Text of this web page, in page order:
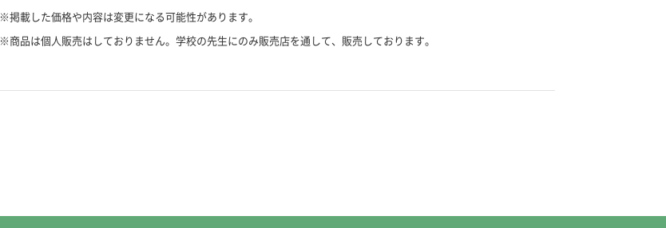
※掲載した価格や内容は変更になる可能性があります。
※商品は個人販売はしておりません。学校の先生にのみ販売店を通して、販売しております。